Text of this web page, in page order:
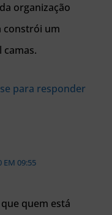
organização
constrói um
camas.
para responder
EM 09:55
quem está